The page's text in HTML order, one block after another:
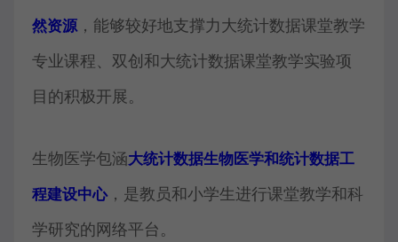
然资源 ，能够较好地支撑力大统计数据课堂教学
专业课程、双创和大统计数据课堂教学实验项
目的积极开展。
生物医学包涵大统计数据生物医学和统计数据工
程建设中心，是教员和小学生进行课堂教学和科
学研究的网络平台。